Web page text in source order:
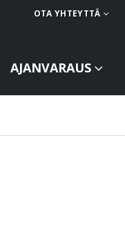
OTA YHTEYTTÄ
AJANVARAUS